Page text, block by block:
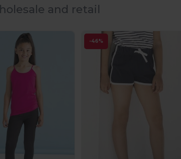
and retail
-46%